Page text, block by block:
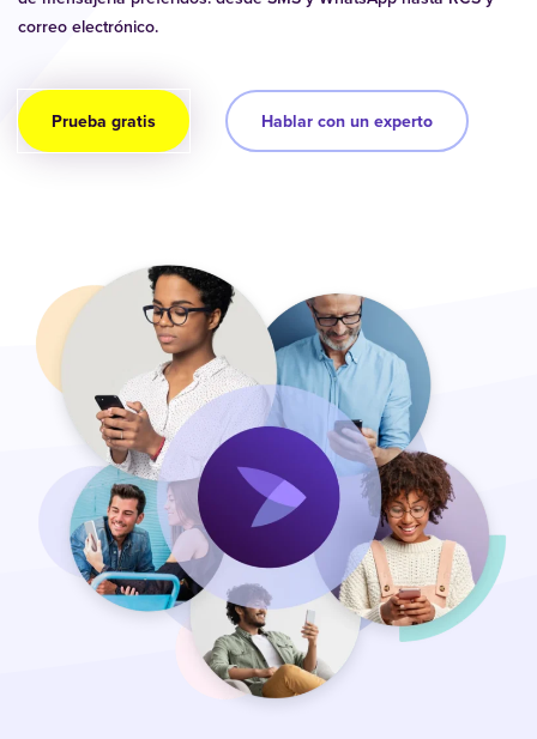
correo electrónico.
Prueba gratis Hablar con un experto